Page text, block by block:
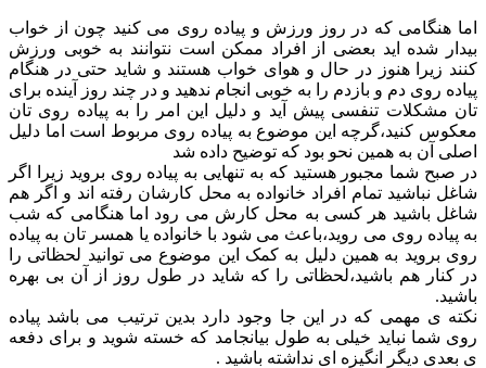
اما هنگامی که در روز ورزش و پیاده روی می کنید چون از خواب
بیدار شده اید بعضی از افراد ممکن است نتوانند به خوبی ورزش
کنند زیرا هنوز در حال و هوای خواب هستند و شاید حتی در هنگام
پیاده روی دم و بازدم را به خوبی انجام ندهید و در چند روز آینده برای
تان مشکلات تنفسی پیش آید و دلیل این امر را به پیاده روی تان
معکوس کنید،گرچه این موضوع به پیاده روی مربوط است اما دلیل
اصلی آن به همین نحو بود که توضیح داده شد
در صبح شما مجبور هستید که به تنهایی به پیاده روی بروید زیرا اگر
شاغل نباشید تمام افراد خانواده به محل کارشان رفته اند و اگر هم
شاغل باشید هر کسی به محل کارش می رود اما هنگامی که شب
به پیاده روی می روید،باعث می شود با خانواده یا همسر تان به پیاده
روی بروید به همین دلیل به کمک این موضوع می توانید لحظاتی را
در کنار هم باشید،لحظاتی را که شاید در طول روز از آن بی بهره
باشید.
نکته ی مهمی که در این جا وجود دارد بدین ترتیب می باشد پیاده
روی شما نباید خیلی به طول بیانجامد که خسته شوید و برای دفعه
ی بعدی دیگر انگیزه ای نداشته باشید .